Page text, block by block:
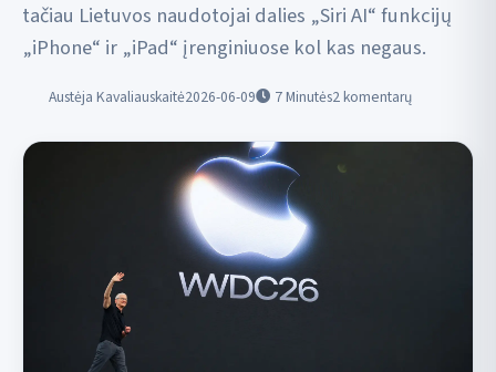
tačiau Lietuvos naudotojai dalies „Siri AI“ funkcijų
„iPhone“ ir „iPad“ įrenginiuose kol kas negaus.
Austėja Kavaliauskaitė2026-06-09 7Minutės2 komentarų